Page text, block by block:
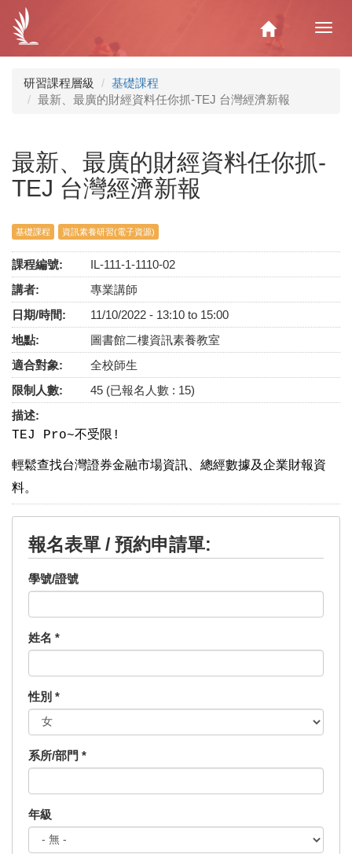
內
Home
研習課程層級
基礎課程
最新、最廣的財經資料任你抓-TEJ 台灣經濟新報
最新、最廣的財經資料任你抓-
TEJ 台灣經濟新報
基礎課程 資訊素養研習(電子資源)
課程編號:
IL-111-1-1110-02
講者:
專業講師
日期/時間:
11/10/2022 - 13:10 to 15:00
地點:
圖書館二樓資訊素養教室
適合對象:
全校師生
限制人數:
45 (已報名人數 : 15)
描述:
TEJ Pro~不受限!
輕鬆查找台灣證券金融市場資訊、總經數據及企業財報資
料。
報名表單 / 預約申請單:
學號/證號
姓名 *
性別 *
系所/部門 *
年級